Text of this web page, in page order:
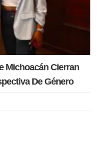
Michoacán Cierran
De Género